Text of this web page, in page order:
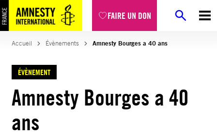
FAIRE UN DON
Accueil Évènements Amnesty Bourges a 40 ans
ÉVÈNEMENT
Amnesty Bourges a 40
ans